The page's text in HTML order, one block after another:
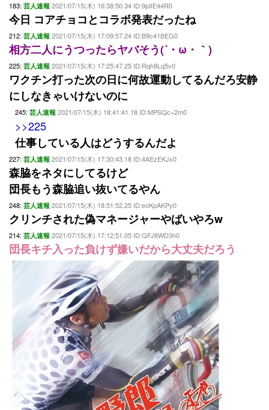
183: 芸人速報 2021/07/15(木) 16:38:50.34 ID:9pIIE44R0
今日 コアチョコとコラボ発表だったね
212: 芸人速報 2021/07/15(木) 17:09:57.24 ID:B9c41BEG0
相方二人にうつったらヤバそう(´・ω・｀)
225: 芸人速報 2021/07/15(木) 17:25:47.25 ID:Rqh8Lq5v0
ワクチン打った次の日に何故運動してるんだろ安静
にしなきゃいけないのに
245: 芸人速報 2021/07/15(木) 18:41:41.18 ID:MPSQc+2m0
>>225
仕事している人はどうするんだよ
227: 芸人速報 2021/07/15(木) 17:30:43.18 ID:4AEzEKJx0
森脇をネタにしてるけど
団長もう森脇追い抜いてるやん
248: 芸人速報 2021/07/15(木) 18:51:52.25 ID:eoKpAKPy0
クリンチされた偽マネージャーやばいやろw
214: 芸人速報 2021/07/15(木) 17:12:51.05 ID:QFJ8WD3h0
団長キチ入った負けず嫌いだから大丈夫だろう